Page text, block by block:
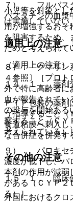
小児等を対象とし
は実施していない。
適用上の注意
（適用上の注意）
１４．１． 薬剤
ＰＴＰ包装の薬剤
う指導すること（
食道粘膜へ刺入し
な合併症を併発す
その他の注意
１５．１． 臨床
外国におけるクロ
７）． フルバス
バスタチンの血漿
用が増強するおそ
を阻害するため、
ためと考えられて
８）． クマリン
４参照〕［プロ
外で特に高齢者に
血が報告されてい
の投与を開始ある
察すること（ＣＹ
考えられている）
９）． パロキセ
濃度が低下し、パ
本剤の作用が減弱
がある（ＣＹＰ２
る）］。